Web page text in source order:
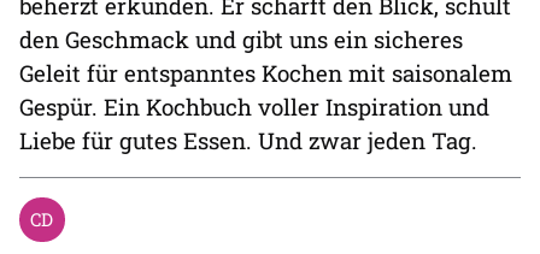
den Geschmack und gibt uns ein sicheres
Geleit für entspanntes Kochen mit saisonalem
Gespür. Ein Kochbuch voller Inspiration und
Liebe für gutes Essen. Und zwar jeden Tag.